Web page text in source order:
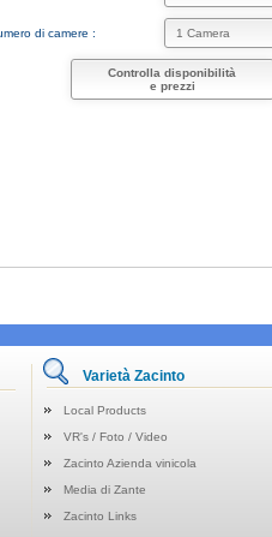
di camere :
Controlla disponibilità
e prezzi
Varietà Zacinto
Local Products
VR's / Foto / Video
Zacinto Azienda vinicola
Media di Zante
Zacinto Links